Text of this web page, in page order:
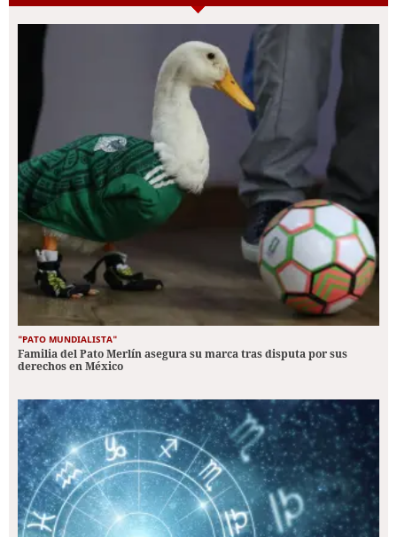
"PATO MUNDIALISTA"
Familia del Pato Merlín asegura su marca tras disputa por sus
derechos en México